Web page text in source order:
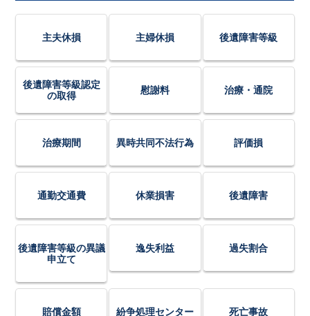
主夫休損 主婦休損 後遺障害等級
後遺障害等級認定
の取得
慰謝料 治療・通院
治療期間 異時共同不法行為 評価損
通勤交通費 休業損害 後遺障害
後遺障害等級の異議
申立て
逸失利益 過失割合
賠償金額 紛争処理センター 死亡事故